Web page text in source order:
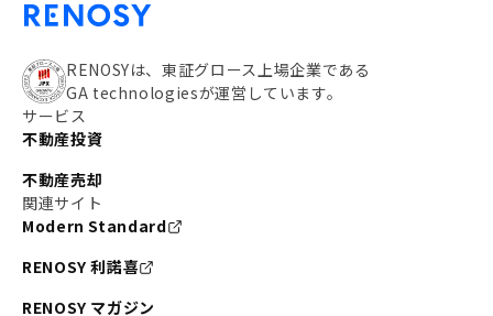
RENOSYは、東証グロース上場企業である
GA technologiesが運営しています。
サービス
不動産投資
不動産売却
関連サイト
Modern Standard
RENOSY 利諾喜
RENOSY マガジン